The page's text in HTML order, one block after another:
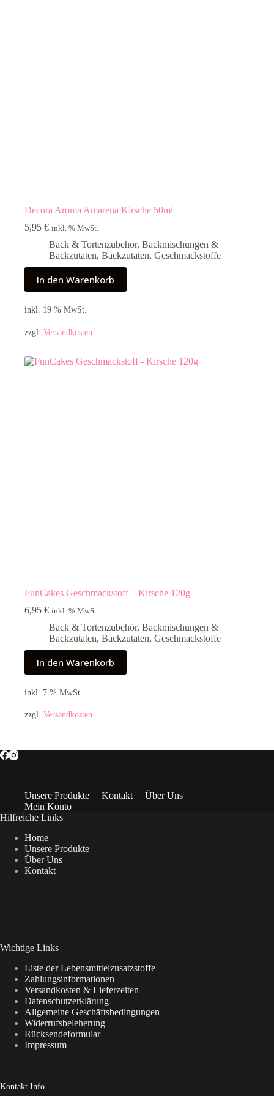
Decora Aroma Amarena Kirsche 50ml
5,95 € inkl. % MwSt.
Back & Tortenzubehör, Backmischungen &
Backzutaten, Backzutaten, Geschmackstoffe
In den Warenkorb
inkl. 19 % MwSt.
zzgl. Versandkosten
FunCakes Geschmackstoff – Kirsche 120g
6,95 € inkl. % MwSt.
Back & Tortenzubehör, Backmischungen &
Backzutaten, Backzutaten, Geschmackstoffe
In den Warenkorb
inkl. 7 % MwSt.
zzgl. Versandkosten
Unsere Produkte Kontakt
Über Uns
Mein Konto
Hilfreiche Links
Home
Unsere Produkte
Über Uns
Kontakt
Wichtige Links
Liste der Lebensmittelzusatzstoffe
Zahlungsinformationen
Versandkosten & Lieferzeiten
Datenschutzerklärung
Allgemeine Geschäftsbedingungen
Widerrufsbeleherung
Rücksendeformular
Impressum
Kontakt Info